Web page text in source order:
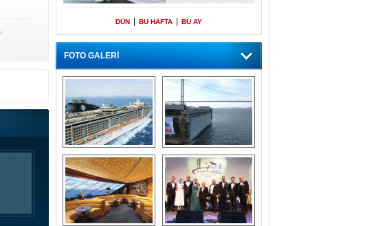
DÜN BU HAFTA BU AY
FOTO GALERİ
“Gemi içinde gemi”
konsepti ile MSC
Splendida
Dünyada tek!
Denizaltı yüzer
havuzu intikal
seyrine başladı